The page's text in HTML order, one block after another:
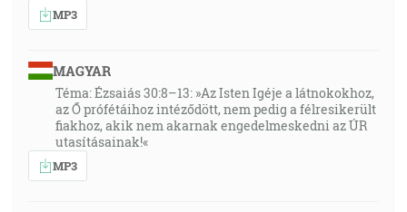
MP3
MAGYAR
Téma: Ézsaiás 30:8–13: »Az Isten Igéje a látnokokhoz,
az Ő prófétáihoz intéződött, nem pedig a félresikerült
fiakhoz, akik nem akarnak engedelmeskedni az ÚR
utasításainak!«
MP3